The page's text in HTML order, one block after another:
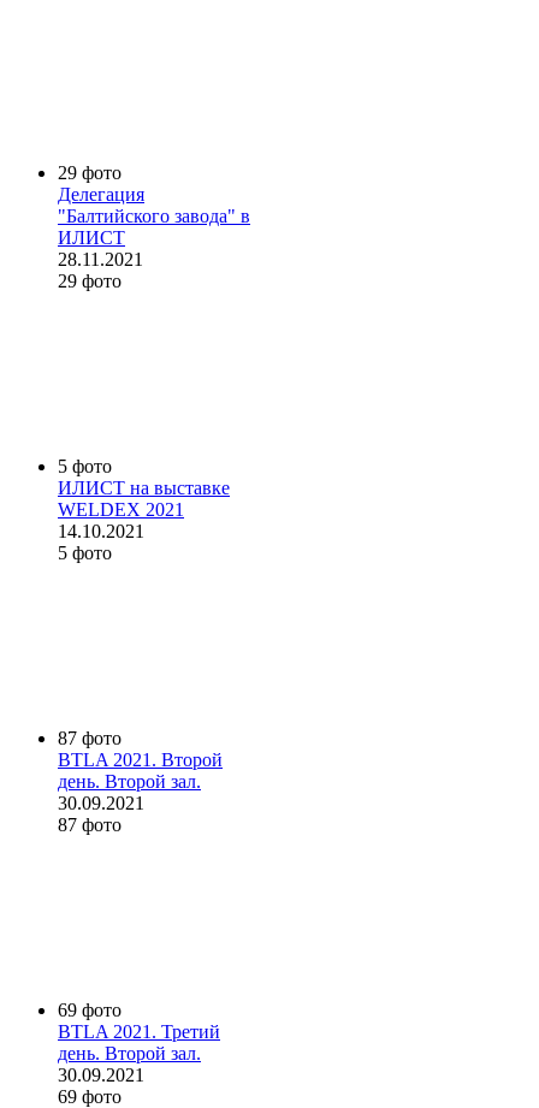
29 фото
Делегация
"Балтийского завода" в
ИЛИСТ
28.11.2021
29 фото
5 фото
ИЛИСТ на выставке
WELDEX 2021
14.10.2021
5 фото
87 фото
BTLA 2021. Второй
день. Второй зал.
30.09.2021
87 фото
69 фото
BTLA 2021. Третий
день. Второй зал.
30.09.2021
69 фото